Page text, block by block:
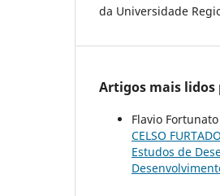
da Universidade
Artigos mais lidos
Flavio
CELSO
Estudos de